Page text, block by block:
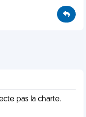
pas la charte.